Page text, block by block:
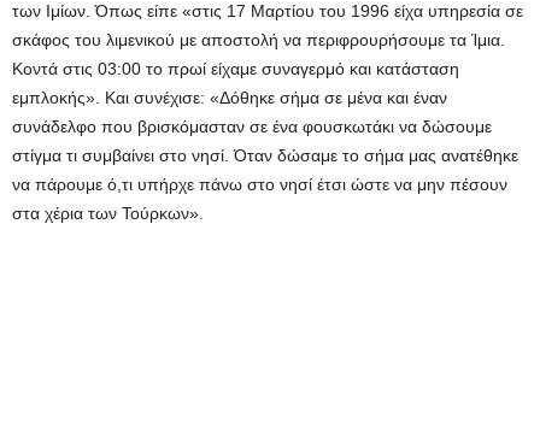
των Ιμίων. Όπως είπε «στις 17 Μαρτίου του 1996 είχα υπηρεσία σε
σκάφος του λιμενικού με αποστολή να περιφρουρήσουμε τα Ίμια.
Κοντά στις 03:00 το πρωί είχαμε συναγερμό και κατάσταση
εμπλοκής». Και συνέχισε: «Δόθηκε σήμα σε μένα και έναν
συνάδελφο που βρισκόμασταν σε ένα φουσκωτάκι να δώσουμε
στίγμα τι συμβαίνει στο νησί. Όταν δώσαμε το σήμα μας ανατέθηκε
να πάρουμε ό,τι υπήρχε πάνω στο νησί έτσι ώστε να μην πέσουν
στα χέρια των Τούρκων».